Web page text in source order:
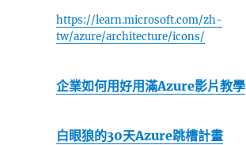
https://learn.microsoft.com/zh-
tw/azure/architecture/icons/
企業如何用好用滿Azure影片教學
白眼狼的30天Azure跳槽計畫